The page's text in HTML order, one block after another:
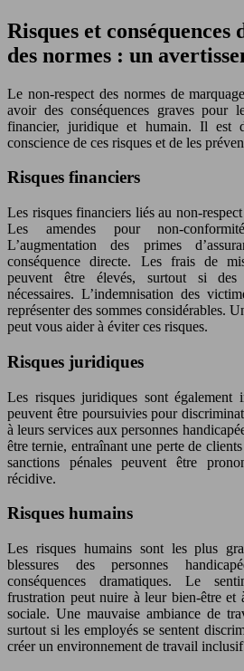
Risques et conséquences
des normes : un
Le non-respect des normes de
avoir des conséquences graves pour
financier, juridique et humain. Il est
conscience de ces risques et de les
Risques financiers
Les risques financiers liés au non-
Les amendes pour non-
L’augmentation des primes
conséquence directe. Les frais de
peuvent être élevés, surtout si des
nécessaires. L’indemnisation des
représenter des sommes considérables.
peut vous aider à éviter ces risques.
Risques juridiques
Les risques juridiques sont également
peuvent être poursuivies pour
à leurs services aux personnes
être ternie, entraînant une perte de
sanctions pénales peuvent être
récidive.
Risques humains
Les risques humains sont les plus
blessures des personnes
conséquences dramatiques. Le
frustration peut nuire à leur bien-être
sociale. Une mauvaise ambiance de
surtout si les employés se sentent
créer un environnement de travail